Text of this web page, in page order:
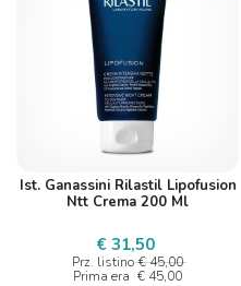
Ist. Ganassini Rilastil Lipofusion
Ntt Crema 200 Ml
€ 31,50
Prz. listino € 45,00
Prima era € 45,00